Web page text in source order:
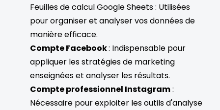
Feuilles de calcul Google Sheets : Utilisées
pour organiser et analyser vos données de
manière efficace.
Compte Facebook: Indispensable pour
appliquer les stratégies de marketing
enseignées et analyser les résultats.
Compte professionnel Instagram:
Nécessaire pour exploiter les outils d'analyse